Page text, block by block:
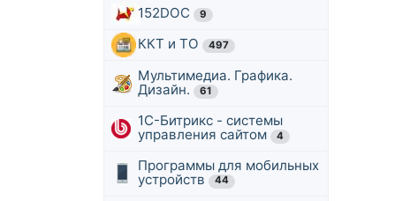
152DOC 9
ККТ и ТО 497
Мультимедиа. Графика.
Дизайн.
61
1С-Битрикс - системы
управления сайтом
4
Программы для мобильных
устройств
44